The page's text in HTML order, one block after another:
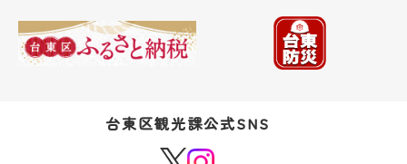
台東区観光課公式SNS